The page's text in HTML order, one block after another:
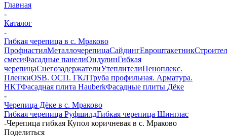
Главная
-
Каталог
-
Гибкая черепица в c. Мраково
ПрофнастилМеталлочерепицаСайдингЕвроштакетник
смесиФасадные панелиОндулинГибкая
черепицаСнегозадержателиУтеплителиПеноплекс.
ПленкиOSB. ОСП. ГКЛТруба профильная. Арматура.
НКТФасадная плита HauberkФасадные плиты Дёке
-
Черепица Дёке в c. Мраково
Гибкая черепица РуфшилдГибкая черепица Шинглас
-Черепица гибкая Купол коричневая в c. Мраково
Поделиться